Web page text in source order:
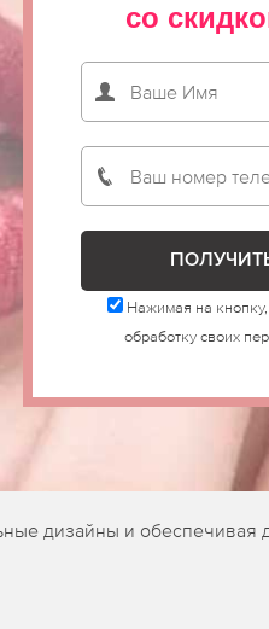
со
Нажимая на кнопку,
обработку своих
дизайны и обеспечивая